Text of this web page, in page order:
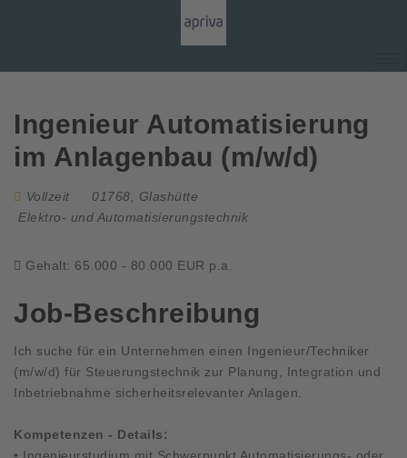
Ingenieur Automatisierung
im Anlagenbau (m/w/d)
Vollzeit
01768, Glashütte
Elektro- und Automatisierungstechnik
Gehalt: 65.000 - 80.000 EUR p.a.
Job-Beschreibung
Ich suche für ein Unternehmen einen Ingenieur/Techniker
(m/w/d) für Steuerungstechnik zur Planung, Integration und
Inbetriebnahme sicherheitsrelevanter Anlagen.
Kompetenzen - Details:
• Ingenieurstudium mit Schwerpunkt Automatisierungs- oder